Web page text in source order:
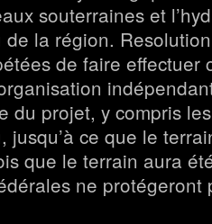
souterraines et
de la région.
de faire effectuer
du projet, y compris
jusqu’à ce que le
que le terrain aura
ne protégeront